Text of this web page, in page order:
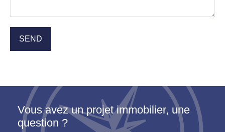
Vous avez un projet immobilier, une
question ?